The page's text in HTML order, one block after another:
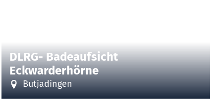
DLRG- Badeaufsicht
Eckwarderhörne
Butjadingen